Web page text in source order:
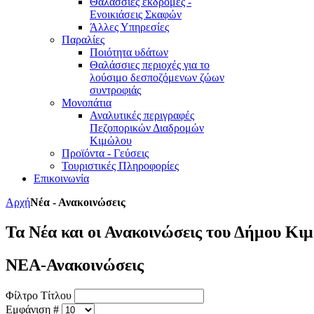
Ενοικιάσεις Σκαφών
Άλλες Υπηρεσίες
Παραλίες
Ποιότητα υδάτων
Θαλάσσιες περιοχές για το
λούσιμο δεσποζόμενων ζώων
συντροφιάς
Μονοπάτια
Αναλυτικές περιγραφές
Πεζοπορικών Διαδρομών
Κιμώλου
Προϊόντα - Γεύσεις
Τουριστικές Πληροφορίες
Επικοινωνία
ΑρχήΝέα - Ανακοινώσεις
Τα Νέα και οι Ανακοινώσεις του Δήμου
ΝΕΑ-Ανακοινώσεις
Φίλτρο Τίτλου
Εμφάνιση #